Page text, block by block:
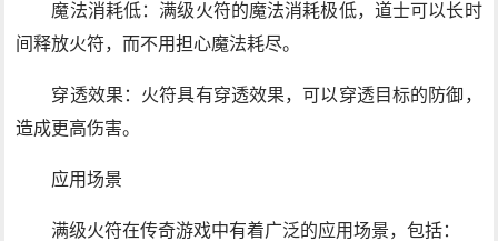
魔法消耗低：满级火符的魔法消耗极低，道士可以长时
间释放火符，而不用担心魔法耗尽。
穿透效果：火符具有穿透效果，可以穿透目标的防御，
造成更高伤害。
应用场景
满级火符在传奇游戏中有着广泛的应用场景，包括：